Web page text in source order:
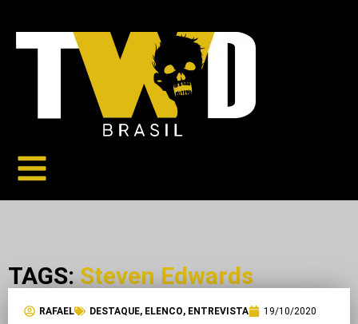
TAGS: Steven Edwards
RAFAEL DESTAQUE, ELENCO, ENTREVISTA 19/10/2020